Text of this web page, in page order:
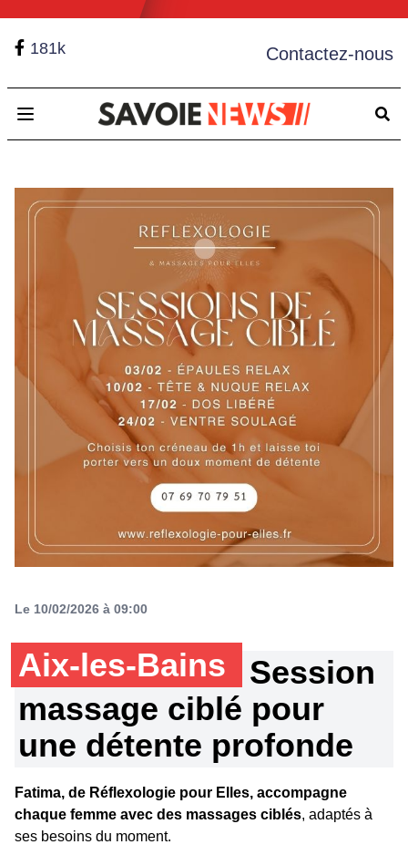
181k Contactez-nous
Open main menu
Le 10/02/2026 à 09:00
Aix-les-Bains
Session
massage ciblé pour
une détente profonde
Fatima, de Réflexologie pour Elles, accompagne
chaque femme avec des massages ciblés, adaptés à
ses besoins du moment.